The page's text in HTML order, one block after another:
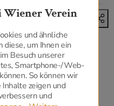
Verein
und ähnliche
diese, um Ihnen ein
Besuch unserer
Smartphone-/Web-
So können wir
zeigen und
und